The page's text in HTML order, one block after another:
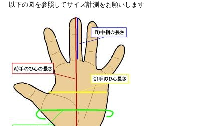
以下の図を参照してサイズ計測をお願いします